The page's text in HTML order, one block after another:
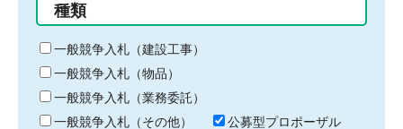
る
キ
ー
ワ
ー
ド
種類
一般競争入札（建設工事）
一般競争入札（物品）
一般競争入札（業務委託）
一般競争入札（その他）
公募型プロポーザル